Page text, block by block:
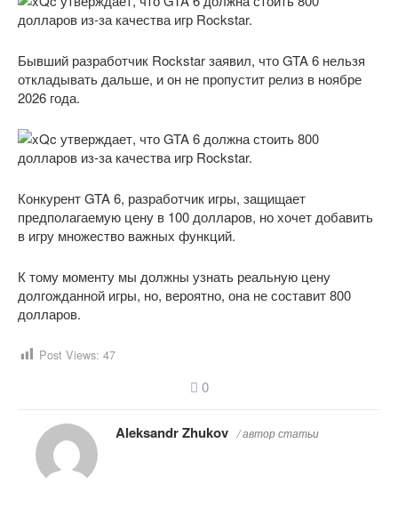
Бывший разработчик Rockstar заявил, что GTA 6 нельзя
откладывать дальше, и он не пропустит релиз в ноябре
2026 года.
Конкурент GTA 6, разработчик игры, защищает
предполагаемую цену в 100 долларов, но хочет добавить
в игру множество важных функций.
К тому моменту мы должны узнать реальную цену
долгожданной игры, но, вероятно, она не составит 800
долларов.
Post Views: 47
0
Aleksandr Zhukov / автор статьи